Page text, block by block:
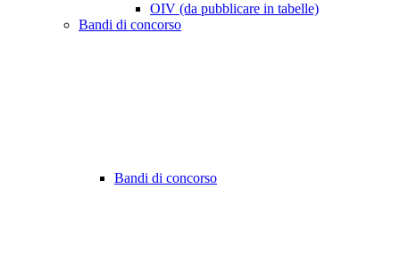
OIV (da pubblicare in tabelle)
Bandi di concorso
Bandi di concorso